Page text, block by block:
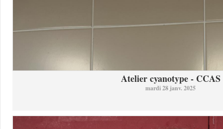
Atelier cyanotype - CCAS
mardi 28 janv. 2025